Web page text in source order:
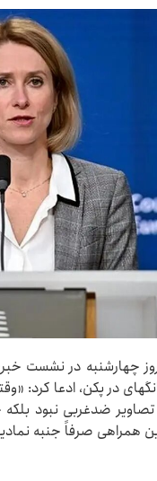
چهارشنبه در نشست
در پکن، ادعا کرد:
ضدغربی نبود
همراهی صرفاً جنبه